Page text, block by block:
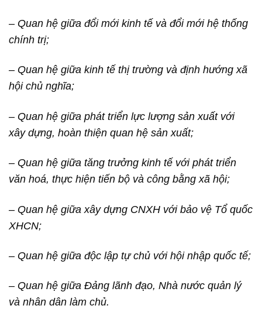
– Quan hệ giữa đổi mới kinh tế và đổi mới hệ thống
chính trị;
– Quan hệ giữa kinh tế thị trường và định hướng xã
hội chủ nghĩa;
– Quan hệ giữa phát triển lực lượng sản xuất với
xây dựng, hoàn thiện quan hệ sản xuất;
– Quan hệ giữa tăng trưởng kinh tế với phát triển
văn hoá, thực hiện tiến bộ và công bằng xã hội;
– Quan hệ giữa xây dựng CNXH với bảo vệ Tổ quốc
XHCN;
– Quan hệ giữa độc lập tự chủ với hội nhập quốc tế;
– Quan hệ giữa Đảng lãnh đạo, Nhà nước quản lý
và nhân dân làm chủ.